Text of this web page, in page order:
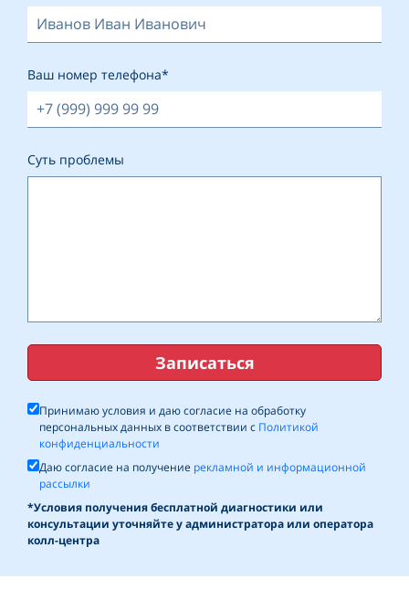
Ваш номер телефона*
Суть проблемы
Записаться
Принимаю условия и даю согласие на обработку
персональных данных в соответствии с Политикой
конфиденциальности
Даю согласие на получение рекламной и информационной
рассылки
*Условия получения бесплатной диагностики или
консультации уточняйте у администратора или оператора
колл-центра